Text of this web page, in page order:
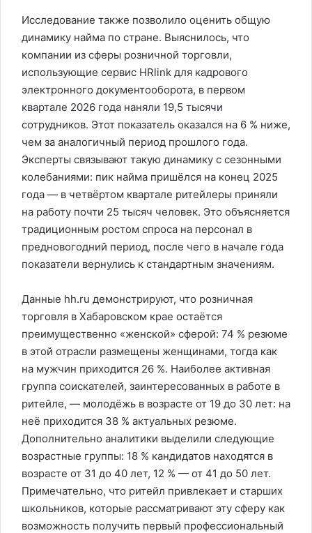
Исследование также позволило оценить общую
динамику найма по стране. Выяснилось, что
компании из сферы розничной торговли,
использующие сервис HRlink для кадрового
электронного документооборота, в первом
квартале 2026 года наняли 19,5 тысячи
сотрудников. Этот показатель оказался на 6 % ниже,
чем за аналогичный период прошлого года.
Эксперты связывают такую динамику с сезонными
колебаниями: пик найма пришёлся на конец 2025
года — в четвёртом квартале ритейлеры приняли
на работу почти 25 тысяч человек. Это объясняется
традиционным ростом спроса на персонал в
предновогодний период, после чего в начале года
показатели вернулись к стандартным значениям.
Данные hh.ru демонстрируют, что розничная
торговля в Хабаровском крае остаётся
преимущественно «женской» сферой: 74 % резюме
в этой отрасли размещены женщинами, тогда как
на мужчин приходится 26 %. Наиболее активная
группа соискателей, заинтересованных в работе в
ритейле, — молодёжь в возрасте от 19 до 30 лет: на
неё приходится 38 % актуальных резюме.
Дополнительно аналитики выделили следующие
возрастные группы: 18 % кандидатов находятся в
возрасте от 31 до 40 лет, 12 % — от 41 до 50 лет.
Примечательно, что ритейл привлекает и старших
школьников, которые рассматривают эту сферу как
возможность получить первый профессиональный